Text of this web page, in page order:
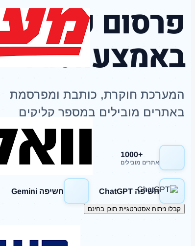
פרסום כתבות
באמצעותAI
המערכת חוקרת, כותבת ומפרסמת
באתרים מובילים במספר קליקים
+1000
אתרים מובילים
חשיפה Google
חשיפה ChatGPT חשיפה Gemini
קבלו ניתוח אסטרטגיית תוכן בחינם